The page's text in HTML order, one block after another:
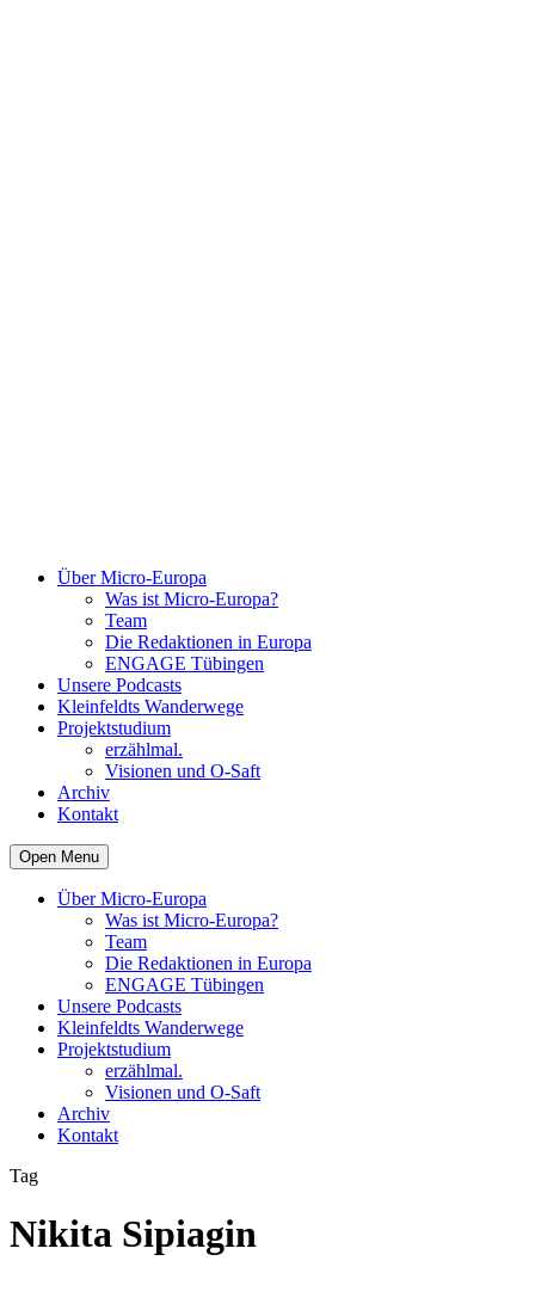
Über Micro-Europa
Was ist Micro-Europa?
Team
Die Redaktionen in Europa
ENGAGE Tübingen
Unsere Podcasts
Kleinfeldts Wanderwege
Projektstudium
erzählmal.
Visionen und O-Saft
Archiv
Kontakt
Open Menu
Über Micro-Europa
Was ist Micro-Europa?
Team
Die Redaktionen in Europa
ENGAGE Tübingen
Unsere Podcasts
Kleinfeldts Wanderwege
Projektstudium
erzählmal.
Visionen und O-Saft
Archiv
Kontakt
Tag
Nikita Sipiagin